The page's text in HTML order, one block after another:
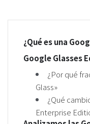
¿Qué es una
Google Glasses
¿Por qué
Glass»
¿Qué
Enterprise